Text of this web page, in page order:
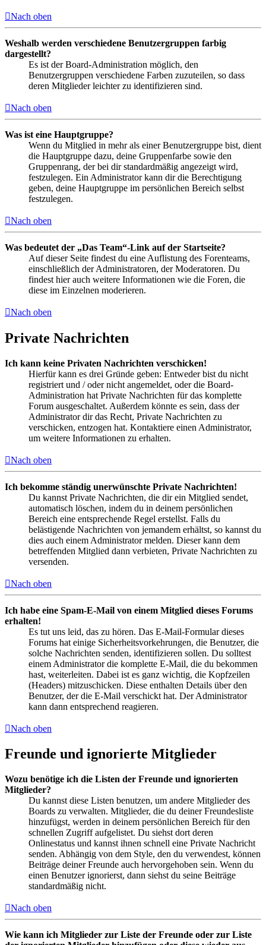
Nach oben
Weshalb werden verschiedene Benutzergruppen farbig
dargestellt?
Es ist der Board-Administration möglich, den
Benutzergruppen verschiedene Farben zuzuteilen, so dass
deren Mitglieder leichter zu identifizieren sind.
Nach oben
Was ist eine Hauptgruppe?
Wenn du Mitglied in mehr als einer Benutzergruppe bist, dient
die Hauptgruppe dazu, deine Gruppenfarbe sowie den
Gruppenrang, der bei dir standardmäßig angezeigt wird,
festzulegen. Ein Administrator kann dir die Berechtigung
geben, deine Hauptgruppe im persönlichen Bereich selbst
festzulegen.
Nach oben
Was bedeutet der „Das Team“-Link auf der Startseite?
Auf dieser Seite findest du eine Auflistung des Forenteams,
einschließlich der Administratoren, der Moderatoren. Du
findest hier auch weitere Informationen wie die Foren, die
diese im Einzelnen moderieren.
Nach oben
Private Nachrichten
Ich kann keine Privaten Nachrichten verschicken!
Hierfür kann es drei Gründe geben: Entweder bist du nicht
registriert und / oder nicht angemeldet, oder die Board-
Administration hat Private Nachrichten für das komplette
Forum ausgeschaltet. Außerdem könnte es sein, dass der
Administrator dir das Recht, Private Nachrichten zu
verschicken, entzogen hat. Kontaktiere einen Administrator,
um weitere Informationen zu erhalten.
Nach oben
Ich bekomme ständig unerwünschte Private Nachrichten!
Du kannst Private Nachrichten, die dir ein Mitglied sendet,
automatisch löschen, indem du in deinem persönlichen
Bereich eine entsprechende Regel erstellst. Falls du
belästigende Nachrichten von jemandem erhältst, so kannst du
dies auch einem Administrator melden. Dieser kann dem
betreffenden Mitglied dann verbieten, Private Nachrichten zu
versenden.
Nach oben
Ich habe eine Spam-E-Mail von einem Mitglied dieses Forums
erhalten!
Es tut uns leid, das zu hören. Das E-Mail-Formular dieses
Forums hat einige Sicherheitsvorkehrungen, die Benutzer, die
solche Nachrichten senden, identifizieren sollen. Du solltest
einem Administrator die komplette E-Mail, die du bekommen
hast, weiterleiten. Dabei ist es ganz wichtig, die Kopfzeilen
(Headers) mitzuschicken. Diese enthalten Details über den
Benutzer, der die E-Mail verschickt hat. Der Administrator
kann dann entsprechend reagieren.
Nach oben
Freunde und ignorierte Mitglieder
Wozu benötige ich die Listen der Freunde und ignorierten
Mitglieder?
Du kannst diese Listen benutzen, um andere Mitglieder des
Boards zu verwalten. Mitglieder, die du deiner Freundesliste
hinzufügst, werden in deinem persönlichen Bereich für den
schnellen Zugriff aufgelistet. Du siehst dort deren
Onlinestatus und kannst ihnen schnell eine Private Nachricht
senden. Abhängig von dem Style, den du verwendest, können
Beiträge deiner Freunde auch hervorgehoben sein. Wenn du
einen Benutzer ignorierst, dann siehst du seine Beiträge
standardmäßig nicht.
Nach oben
Wie kann ich Mitglieder zur Liste der Freunde oder zur Liste